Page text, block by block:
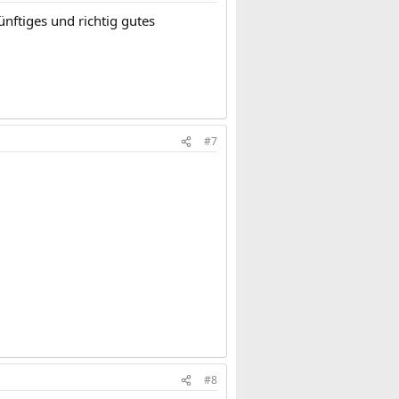
und richtig gutes
#7
#8